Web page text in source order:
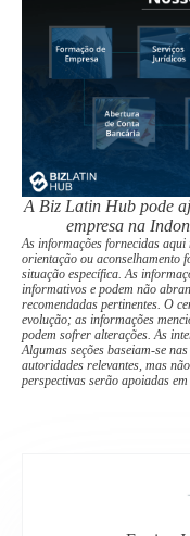
A Biz Latin Hub pode
empresa na
As informações fornecidas
orientação ou aconselhamento
situação específica. As
informativos e podem não
recomendadas pertinentes. O
evolução; as informações
podem sofrer alterações. As
Algumas seções baseiam-se
autoridades relevantes, mas
perspectivas serão apoiadas